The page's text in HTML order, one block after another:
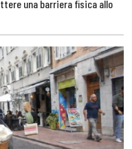
una barriera fisica allo